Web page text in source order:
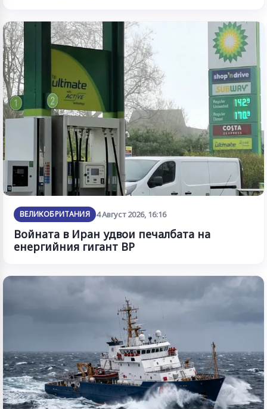
ВЕЛИКОБРИТАНИЯ 4 Август 2026, 16:16
Войната в Иран удвои печалбата на
енергийния гигант BP